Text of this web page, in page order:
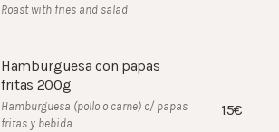
Roast with fries and salad
Hamburguesa con papas
fritas 200g
Hamburguesa (pollo o carne) c/ papas
fritas y bebida
15€